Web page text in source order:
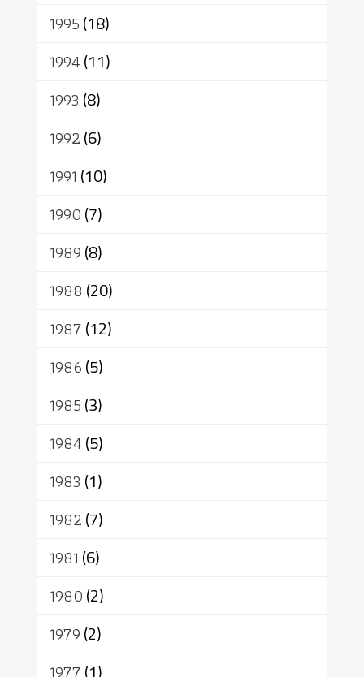
1995(18)
1994(11)
1993 (8)
1992(6)
1991 (10)
1990(7)
1989(8)
1988 (20)
1987(12)
1986(5)
1985(3)
1984(5)
1983 (1)
1982(7)
1981 (6)
1980(2)
1979(2)
(1)